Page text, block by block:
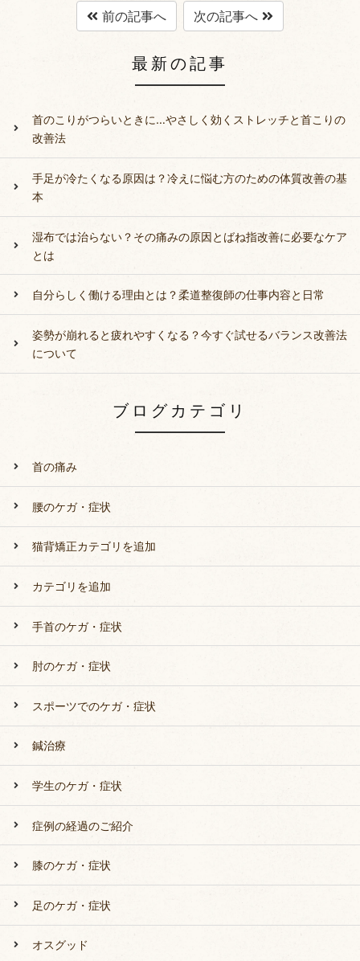
前の記事へ 次の記事へ
最新の記事
首のこりがつらいときに…やさしく効くストレッチと首こりの
改善法
手足が冷たくなる原因は？冷えに悩む方のための体質改善の基
本
湿布では治らない？その痛みの原因とばね指改善に必要なケア
とは
自分らしく働ける理由とは？柔道整復師の仕事内容と日常
姿勢が崩れると疲れやすくなる？今すぐ試せるバランス改善法
について
ブログカテゴリ
首の痛み
腰のケガ・症状
猫背矯正カテゴリを追加
カテゴリを追加
手首のケガ・症状
肘のケガ・症状
スポーツでのケガ・症状
鍼治療
学生のケガ・症状
症例の経過のご紹介
膝のケガ・症状
足のケガ・症状
オスグッド